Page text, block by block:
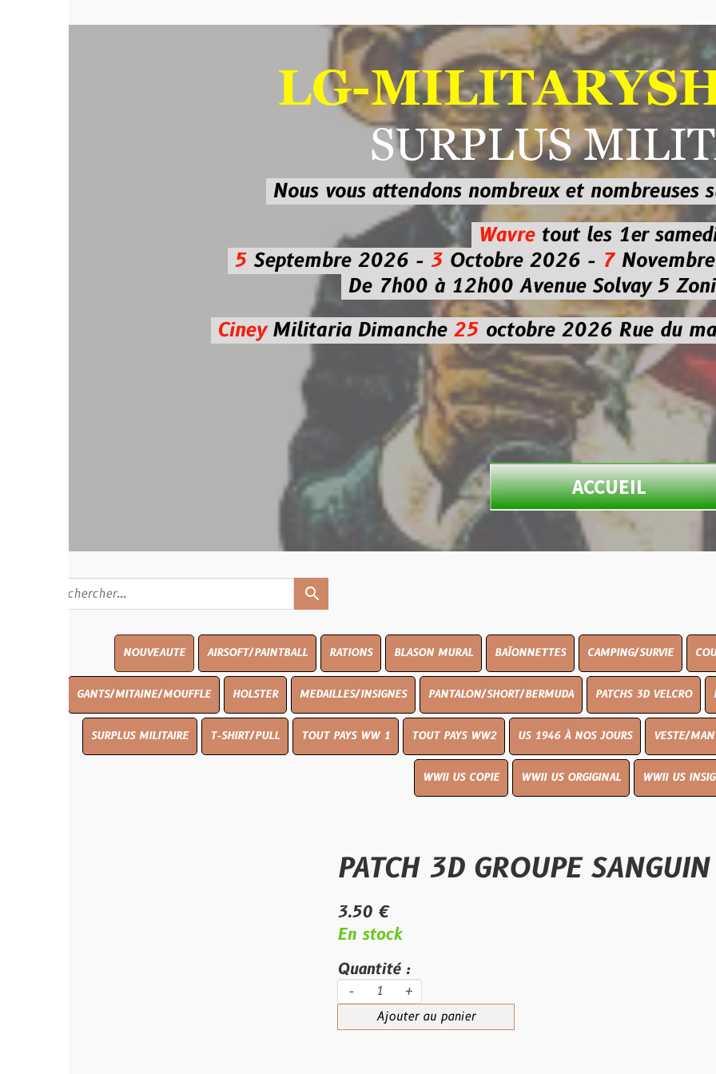
LG-
SURPLUS
Nous vous attendons nombreux et nombreusessur les
Wavre
tout les 1er samedi
Septembre 2026 -3Octobre 2026 - 7Novembre 2026
De 7h00 à 12h00 Avenue Solvay 5 Zoning
MilitariaDimanche25octobre 2026Rue du marché
ACCUEIL
AIRSOFT/PAINTBALL RATIONS BLASON MURAL BAÏONNETTES CAMPING/SURVIE COUTELLERIE
GANTS/MITAINE/MOUFFLE HOLSTER MEDAILLES/INSIGNES PANTALON/SHORT/BERMUDA PATCHS 3D VELCRO PEINTURE
SURPLUS MILITAIRE T-SHIRT/PULL TOUT PAYS WW 1 TOUT PAYS WW2 US 1946 À NOS JOURS VESTE/MANTEAU
WWII US COPIE WWII US ORGIGINAL WWII US INSIGNES
PATCH 3D GROUPE SANGUIN A
Quantité :
Ajouter au panier